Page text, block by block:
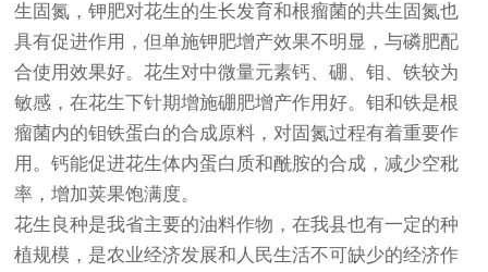
生固氮，钾肥对花生的生长发育和根瘤菌的共生固氮也
具有促进作用，但单施钾肥增产效果不明显，与磷肥配
合使用效果好。花生对中微量元素钙、硼、钼、铁较为
敏感，在花生下针期增施硼肥增产作用好。钼和铁是根
瘤菌内的钼铁蛋白的合成原料，对固氮过程有着重要作
用。钙能促进花生体内蛋白质和酰胺的合成，减少空秕
率，增加荚果饱满度。
花生良种是我省主要的油料作物，在我县也有一定的种
植规模，是农业经济发展和人民生活不可缺少的经济作